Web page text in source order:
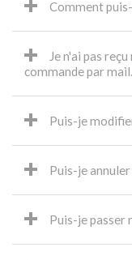
Comment
Je n'ai pas
commande par mail.
Puis-je
Puis-je
Puis-je passer